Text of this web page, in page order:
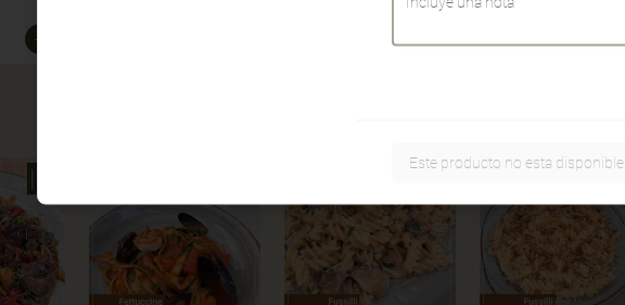
$30.900
Este producto no esta disponible